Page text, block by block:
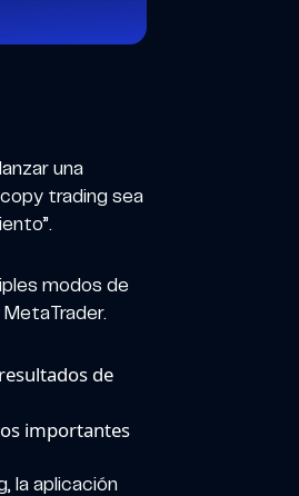
una
trading sea
modos de
de
importantes
la aplicación